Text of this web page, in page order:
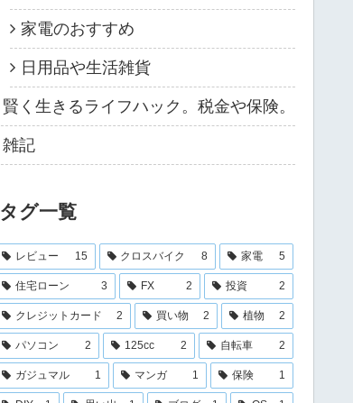
家電のおすすめ
日用品や生活雑貨
賢く生きるライフハック。税金や保険。
雑記
タグ一覧
レビュー 15 クロスバイク 8 家電 5
住宅ローン 3 FX 2 投資 2
クレジットカード 2 買い物 2 植物 2
パソコン 2 125cc 2 自転車 2
ガジュマル 1 マンガ 1 保険 1